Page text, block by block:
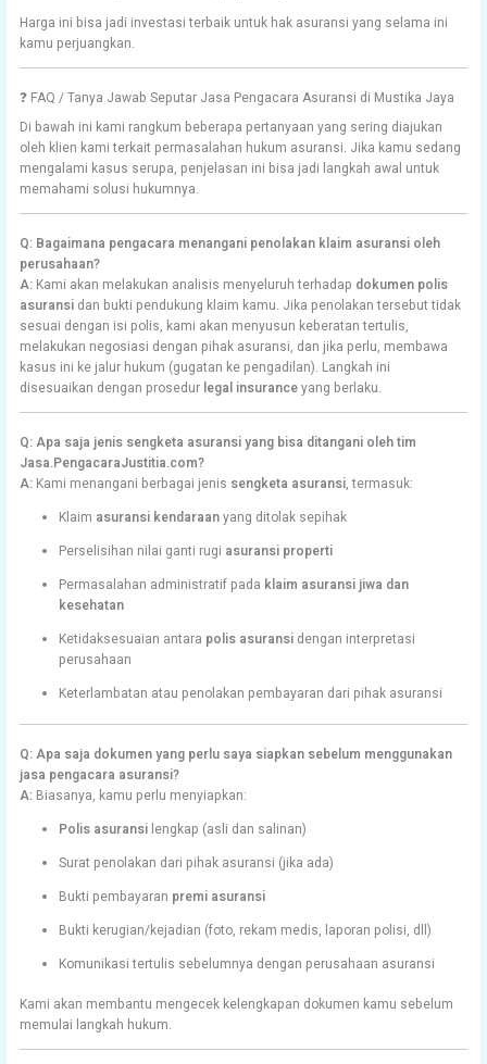
Harga ini bisa jadi investasi terbaik untuk hak asuransi yang selama ini
kamu perjuangkan.
❓ FAQ / Tanya Jawab Seputar Jasa Pengacara Asuransi di Mustika Jaya
Di bawah ini kami rangkum beberapa pertanyaan yang sering diajukan
oleh klien kami terkait permasalahan hukum asuransi. Jika kamu sedang
mengalami kasus serupa, penjelasan ini bisa jadi langkah awal untuk
memahami solusi hukumnya.
Q: Bagaimana pengacara menangani penolakan klaim asuransi oleh
perusahaan?
A: Kami akan melakukan analisis menyeluruh terhadap dokumen polis
asuransi dan bukti pendukung klaim kamu. Jika penolakan tersebut tidak
sesuai dengan isi polis, kami akan menyusun keberatan tertulis,
melakukan negosiasi dengan pihak asuransi, dan jika perlu, membawa
kasus ini ke jalur hukum (gugatan ke pengadilan). Langkah ini
disesuaikan dengan prosedur legal insuranceyang berlaku.
Q: Apa saja jenis sengketa asuransi yang bisa ditangani oleh tim
Jasa.PengacaraJustitia.com?
A: Kami menangani berbagai jenis sengketa asuransi, termasuk:
Klaim asuransi kendaraanyang ditolak sepihak
Perselisihan nilai ganti rugi asuransi properti
Permasalahan administratif pada klaim asuransi jiwa dan
kesehatan
Ketidaksesuaian antara polis asuransi dengan interpretasi
perusahaan
Keterlambatan atau penolakan pembayaran dari pihak asuransi
Q: Apa saja dokumen yang perlu saya siapkan sebelum menggunakan
jasa pengacara asuransi?
A: Biasanya, kamu perlu menyiapkan:
Polis asuransi lengkap (asli dan salinan)
Surat penolakan dari pihak asuransi (jika ada)
Bukti pembayaran premi asuransi
Bukti kerugian/kejadian (foto, rekam medis, laporan polisi, dll)
Komunikasi tertulis sebelumnya dengan perusahaan asuransi
Kami akan membantu mengecek kelengkapan dokumen kamu sebelum
memulai langkah hukum.